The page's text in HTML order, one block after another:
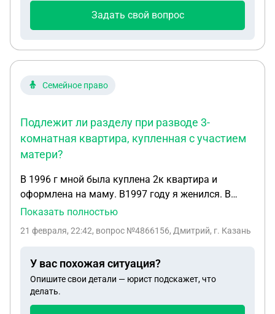
Задать свой вопрос
Семейное право
Подлежит ли разделу при разводе 3-
комнатная квартира, купленная с участием
матери?
В 1996 г мной была куплена 2к квартира и
оформлена на маму. В1997 году я женился. В
2004 году мама продаёт эту квартиру, а я беру
покупаем 3к квартиру. Т. е. Мама вложила 84%
оформили доли на маму, жену и меня по1/3.В
2024 году мы развелись. Бывшая жена стала
просить свою долю со всей квартиры. Но я
Показать полностью
21 февраля, 22:42, вопрос №4866156, Дмитрий, г. Казань
У вас похожая ситуация?
Опишите свои детали — юрист подскажет, что
делать.